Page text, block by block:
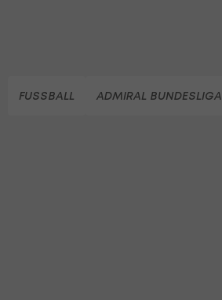
FUSSBALL ADMIRAL BUNDESLIGA